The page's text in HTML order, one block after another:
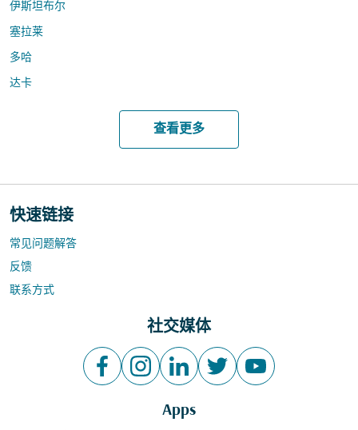
伊斯坦布尔
塞拉莱
多哈
达卡
查看更多
快速链接
常见问题解答
反馈
联系方式
社交媒体
Apps